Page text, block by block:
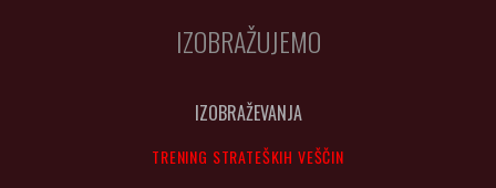
IZOBRAŽUJEMO
IZOBRAŽEVANJA
TRENING STRATEŠKIH VEŠČIN